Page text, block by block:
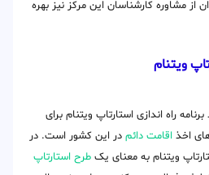
مشاوره کارشناسان این مرکز نیز بهره
ویتنام
راه اندازی استارتاپ ویتنام برای
اخذ اقامت دائم در این کشور است. در
ویتنام به معنای یک طرح استارتاپ